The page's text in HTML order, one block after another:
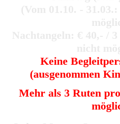
Keine
(ausgenommen
Mehr als 3 Ruten